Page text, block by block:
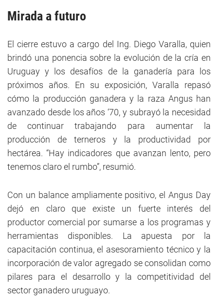
Mirada a futuro
El cierre estuvo a cargo del Ing. Diego Varalla, quien
brindó una ponencia sobre la evolución de la cría en
Uruguay y los desafíos de la ganadería para los
próximos años. En su exposición, Varalla repasó
cómo la producción ganadera y la raza Angus han
avanzado desde los años ‘70, y subrayó la necesidad
de continuar trabajando para aumentar la
producción de terneros y la productividad por
hectárea. “Hay indicadores que avanzan lento, pero
tenemos claro el rumbo”, resumió.
Con un balance ampliamente positivo, el Angus Day
dejó en claro que existe un fuerte interés del
productor comercial por sumarse a los programas y
herramientas disponibles. La apuesta por la
capacitación continua, el asesoramiento técnico y la
incorporación de valor agregado se consolidan como
pilares para el desarrollo y la competitividad del
sector ganadero uruguayo.